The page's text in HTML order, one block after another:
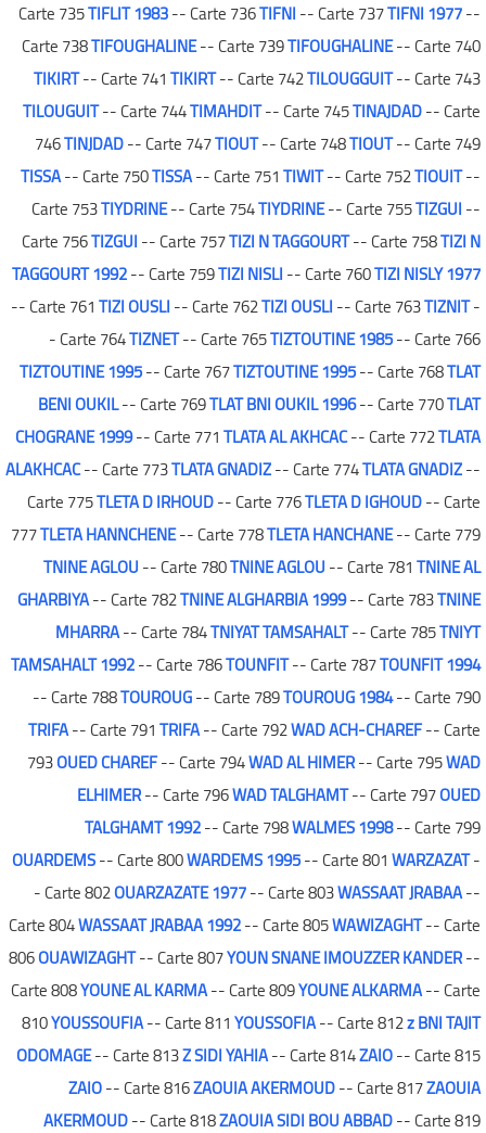
Carte 735TIFLIT 1983-- Carte 736TIFNI-- Carte 737TIFNI 1977--
Carte 738TIFOUGHALINE-- Carte 739TIFOUGHALINE-- Carte 740
TIKIRT-- Carte 741TIKIRT-- Carte 742TILOUGGUIT-- Carte 743
TILOUGUIT-- Carte 744TIMAHDIT-- Carte 745TINAJDAD-- Carte
746TINJDAD-- Carte 747TIOUT-- Carte 748TIOUT-- Carte 749
TISSA-- Carte 750TISSA-- Carte 751TIWIT-- Carte 752TIOUIT--
Carte 753TIYDRINE-- Carte 754TIYDRINE-- Carte 755TIZGUI--
Carte 756TIZGUI-- Carte 757TIZI N TAGGOURT-- Carte 758TIZI N
TAGGOURT 1992-- Carte 759TIZI NISLI-- Carte 760TIZI NISLY 1977
-- Carte 761TIZI OUSLI-- Carte 762TIZI OUSLI-- Carte 763TIZNIT-
- Carte 764TIZNET-- Carte 765TIZTOUTINE 1985-- Carte 766
TIZTOUTINE 1995-- Carte 767TIZTOUTINE 1995-- Carte 768TLAT
BENI OUKIL-- Carte 769TLAT BNI OUKIL 1996-- Carte 770TLAT
CHOGRANE 1999-- Carte 771TLATA AL AKHCAC-- Carte 772TLATA
ALAKHCAC-- Carte 773TLATA GNADIZ-- Carte 774TLATA GNADIZ--
Carte 775TLETA D IRHOUD-- Carte 776TLETA D IGHOUD-- Carte
777TLETA HANNCHENE-- Carte 778TLETA HANCHANE-- Carte 779
TNINE AGLOU-- Carte 780TNINE AGLOU-- Carte 781TNINE AL
GHARBIYA-- Carte 782TNINE ALGHARBIA 1999-- Carte 783TNINE
MHARRA-- Carte 784TNIYAT TAMSAHALT-- Carte 785TNIYT
TAMSAHALT 1992-- Carte 786TOUNFIT-- Carte 787TOUNFIT 1994
-- Carte 788TOUROUG-- Carte 789TOUROUG 1984-- Carte 790
TRIFA-- Carte 791TRIFA-- Carte 792WAD ACH-CHAREF-- Carte
793OUED CHAREF-- Carte 794WAD AL HIMER-- Carte 795WAD
ELHIMER-- Carte 796WAD TALGHAMT-- Carte 797OUED
TALGHAMT 1992-- Carte 798WALMES 1998-- Carte 799
OUARDEMS-- Carte 800WARDEMS 1995-- Carte 801WARZAZAT-
- Carte 802OUARZAZATE 1977-- Carte 803WASSAAT JRABAA--
Carte 804WASSAAT JRABAA 1992-- Carte 805WAWIZAGHT-- Carte
806OUAWIZAGHT-- Carte 807YOUN SNANE IMOUZZER KANDER--
Carte 808YOUNE AL KARMA-- Carte 809YOUNE ALKARMA-- Carte
810YOUSSOUFIA-- Carte 811YOUSSOFIA-- Carte 812z BNI TAJIT
ODOMAGE-- Carte 813Z SIDI YAHIA-- Carte 814ZAIO-- Carte 815
ZAIO-- Carte 816ZAOUIA AKERMOUD-- Carte 817ZAOUIA
AKERMOUD-- Carte 818ZAOUIA SIDI BOU ABBAD-- Carte 819